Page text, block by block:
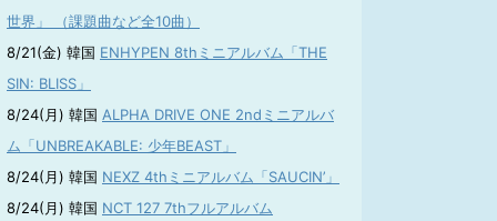
世界」 （課題曲など全10曲）
8/21(金) 韓国 ENHYPEN 8thミニアルバム「THE
SIN: BLISS」
8/24(月) 韓国 ALPHA DRIVE ONE 2ndミニアルバ
ム「UNBREAKABLE: 少年BEAST」
8/24(月) 韓国 NEXZ 4thミニアルバム「SAUCIN’」
8/24(月) 韓国 NCT 127 7thフルアルバム